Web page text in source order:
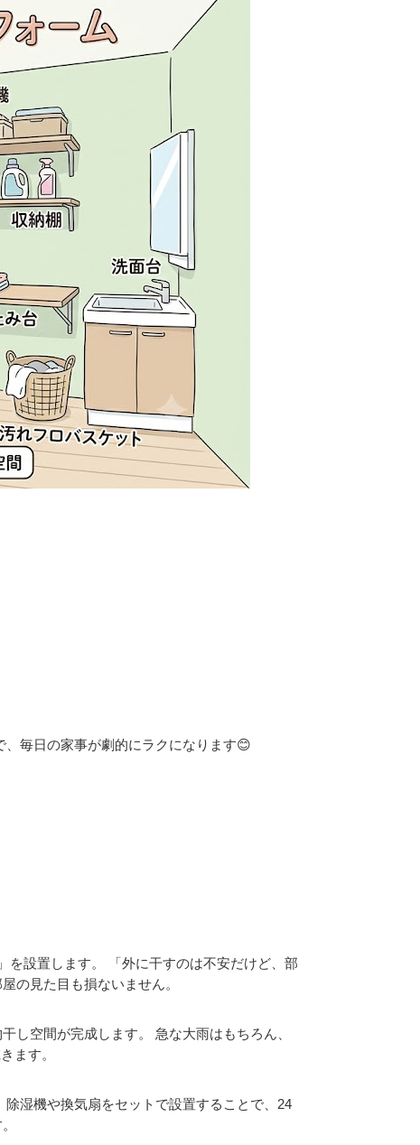
、毎日の家事が劇的にラクになります😊
を設置します。 「外に干すのは不安だけど、部
の見た目も損ないません。
し空間が完成します。 急な大雨はもちろん、
ます。
湿機や換気扇をセットで設置することで、24